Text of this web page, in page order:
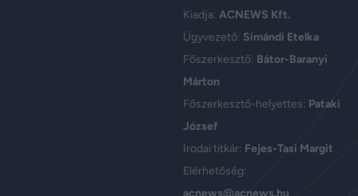
Kiadja: ACNEWS Kft.
Ügyvezető: Simándi Etelka
Főszerkesztő: Bátor-Baranyi
Márton
Főszerkesztő-helyettes: Pataki
József
Irodai titkár: Fejes-Tasi Margit
Elérhetőség:
acnews@acnews.hu